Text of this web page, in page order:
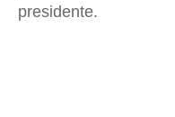
presidente.